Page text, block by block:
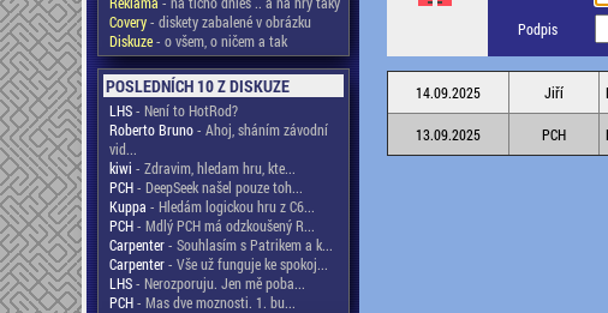
Covery- diskety zabalené v obrázku
Diskuze- o všem, o ničem a tak
POSLEDNÍCH 10 Z DISKUZE
LHS- Není to HotRod?
Roberto Bruno- Ahoj, sháním závodní
vid...
kiwi - Zdravim, hledam hru, kte...
PCH- DeepSeek našel pouze toh...
Kuppa - Hledám logickou hru z C6...
PCH- Mdlý PCH má odzkoušený R...
Carpenter- Souhlasím s Patrikem a k...
Carpenter- Vše už funguje ke spokoj...
LHS- Nerozporuju. Jen mě poba...
PCH- Mas dve moznosti. 1. bu...
Podpis
14.09.2025 Jiří
13.09.2025 PCH